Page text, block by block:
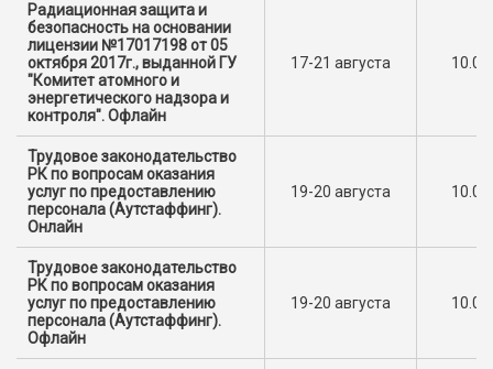
Радиационная защита и
безопасность на основании
лицензии №17017198 от 05
октября 2017г., выданной ГУ
"Комитет атомного и
энергетического надзора и
контроля". Офлайн
17-21 августа
Трудовое законодательство
РК по вопросам оказания
услуг по предоставлению
персонала (Аутстаффинг).
Онлайн
19-20 августа
Трудовое законодательство
РК по вопросам оказания
услуг по предоставлению
персонала (Аутстаффинг).
Офлайн
19-20 августа